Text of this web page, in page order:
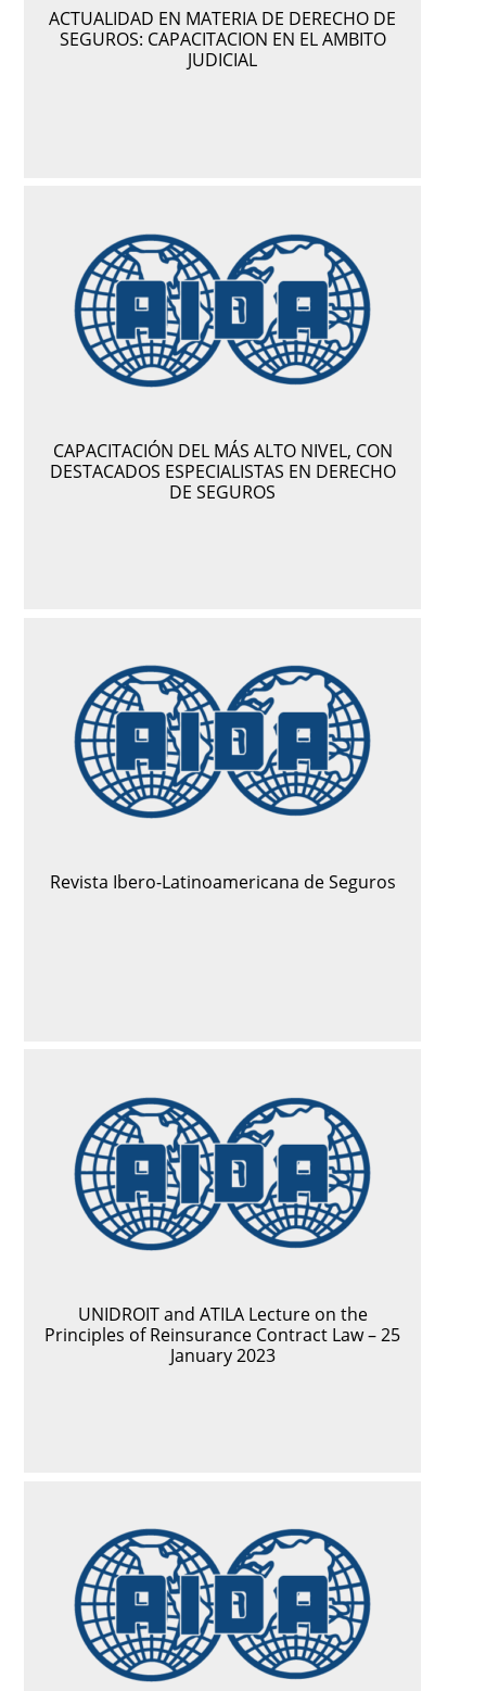
ACTUALIDAD EN MATERIA DE DERECHO DE
SEGUROS: CAPACITACION EN EL AMBITO
JUDICIAL
CAPACITACIÓN DEL MÁS ALTO NIVEL, CON
DESTACADOS ESPECIALISTAS EN DERECHO
DE SEGUROS
Revista Ibero-Latinoamericana de Seguros
UNIDROIT and ATILA Lecture on the
Principles of Reinsurance Contract Law – 25
January 2023